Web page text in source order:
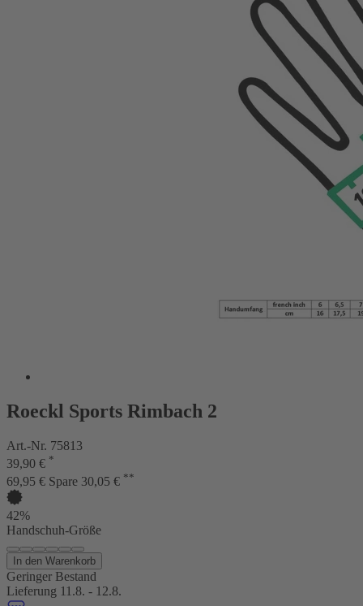
Roeckl Sports Rimbach 2
Art.-Nr. 75813
39,90 € *
69,95 € Spare 30,05 € **
42%
Handschuh-Größe
In den Warenkorb
Geringer Bestand
Lieferung 11.8. - 12.8.